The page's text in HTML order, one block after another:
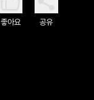
좋아요 공유